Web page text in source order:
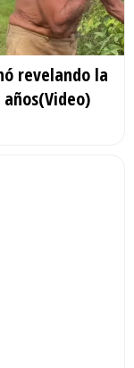
revelando la